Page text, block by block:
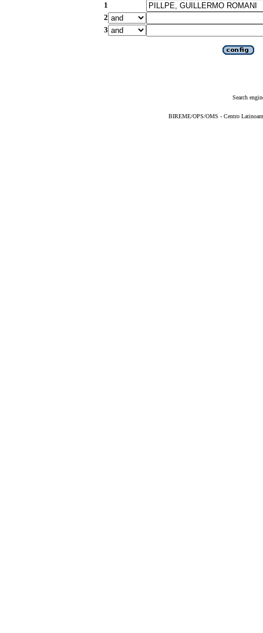
1
2
3
Search
BIREME/OPS/OMS - Centro